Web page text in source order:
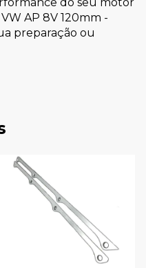
AP 8V 120mm -
preparação ou